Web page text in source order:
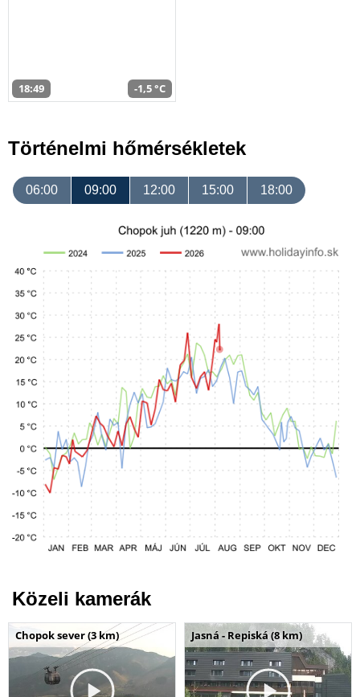
18:49 -1,5 °C
Történelmi hőmérsékletek
06:00 09:00 12:00 15:00 18:00
Közeli kamerák
Chopok sever (3 km) Jasná - Repiská (8 km)